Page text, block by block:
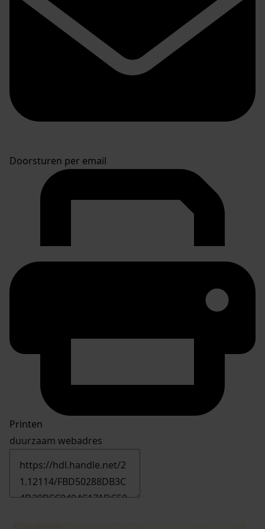
Doorsturen per email
Printen
duurzaam webadres